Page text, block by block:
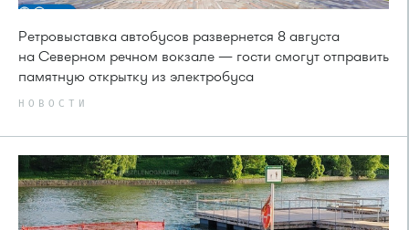
Ретровыставка автобусов развернется 8 августа
на Северном речном вокзале — гости смогут отправить
памятную открытку из электробуса
НОВОСТИ